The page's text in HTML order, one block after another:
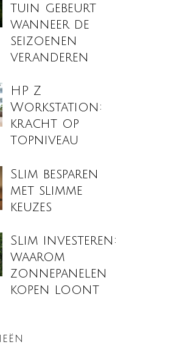
tuin gebeurt
wanneer de
seizoenen
veranderen
HP Z
Workstation:
kracht op
topniveau
Slim besparen
met slimme
keuzes
Slim investeren:
waarom
zonnepanelen
kopen loont